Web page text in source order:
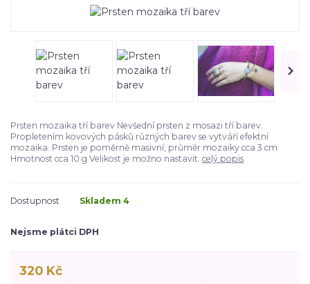
Prsten mozaika tří barev Nevšední prsten z mosazi tří barev.
Propletením kovových pásků různých barev se vytváří efektní
mozaika. Prsten je poměrně masivní, průměr mozaiky cca 3 cm
Hmotnost cca 10 g Velikost je možno nastavit. celý popis
Dostupnost Skladem 4
Nejsme plátci DPH
320 Kč